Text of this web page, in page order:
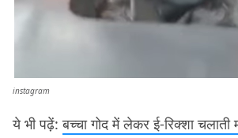
instagram
ये भी पढ़ें:बच्चा गोद में लेकर ई-रिक्शा चलाती